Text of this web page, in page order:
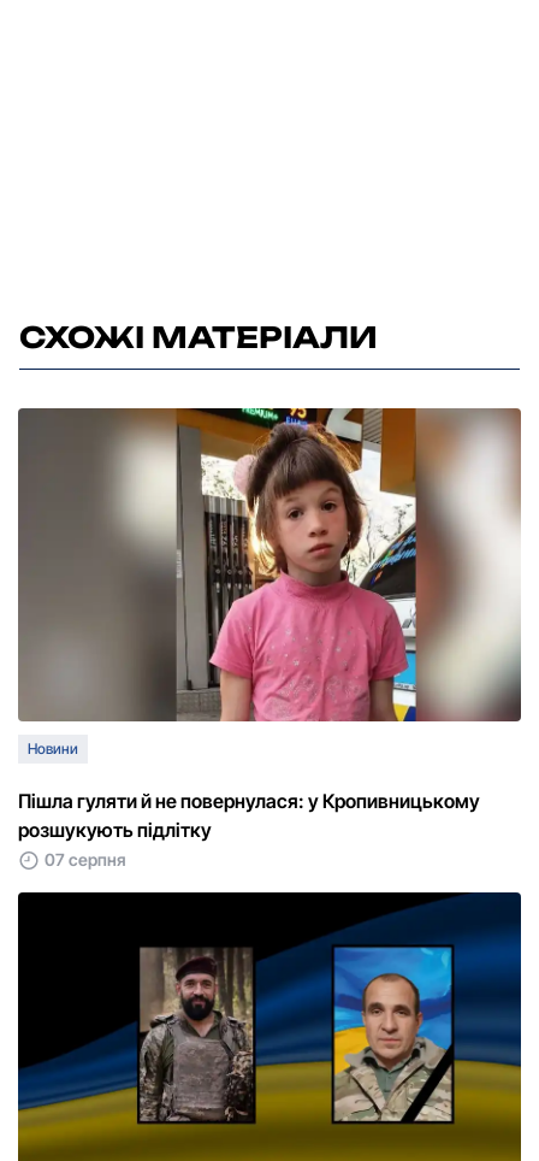
СХОЖІ МАТЕРІАЛИ
Новини
Пішла гуляти й не повернулася: у Кропивницькому
розшукують підлітку
07 серпня